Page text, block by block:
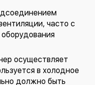
часто с
осуществляет
в холодное
должно быть